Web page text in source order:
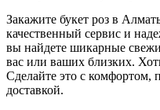
Закажите букет роз в
качественный сервис и
вы найдете шикарные
вас или ваших близких.
Сделайте это с комфортом,
доставкой.